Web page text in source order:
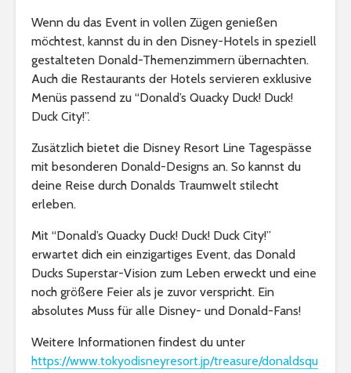
Wenn du das Event in vollen Zügen genießen
möchtest, kannst du in den Disney-Hotels in speziell
gestalteten Donald-Themenzimmern übernachten.
Auch die Restaurants der Hotels servieren exklusive
Menüs passend zu “Donald’s Quacky Duck! Duck!
Duck City!”.
Zusätzlich bietet die Disney Resort Line Tagespässe
mit besonderen Donald-Designs an. So kannst du
deine Reise durch Donalds Traumwelt stilecht
erleben.
Mit “Donald’s Quacky Duck! Duck! Duck City!”
erwartet dich ein einzigartiges Event, das Donald
Ducks Superstar-Vision zum Leben erweckt und eine
noch größere Feier als je zuvor verspricht. Ein
absolutes Muss für alle Disney- und Donald-Fans!
Weitere Informationen findest du unter
https://www.tokyodisneyresort.jp/treasure/donaldsqu